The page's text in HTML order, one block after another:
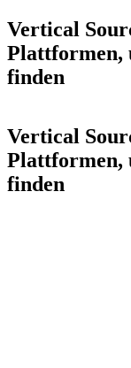
Vertical
Plattformen,
finden
Vertical
Plattformen,
finden